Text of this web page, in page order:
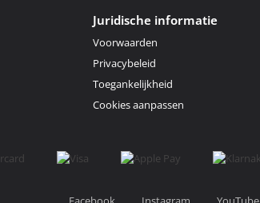
Juridische informatie
Voorwaarden
Privacybeleid
Toegankelijkheid
Cookies aanpassen